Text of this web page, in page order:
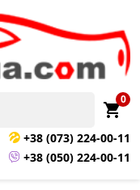
shopping_cart
0
+38 (073) 224-00-11
+38 (050) 224-00-11